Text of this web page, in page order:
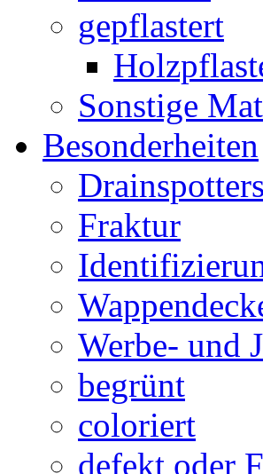
gepflastert
Sonstige
Besonderheiten
Fraktur
Werbe- und
begrünt
coloriert
defekt oder